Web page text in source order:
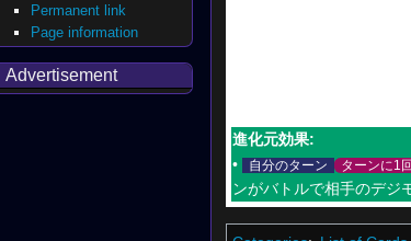
進化元効果:
•
自分のターン ターンに1回
ンがバトルで相手のデジ
Permanent link
Page information
Advertisement